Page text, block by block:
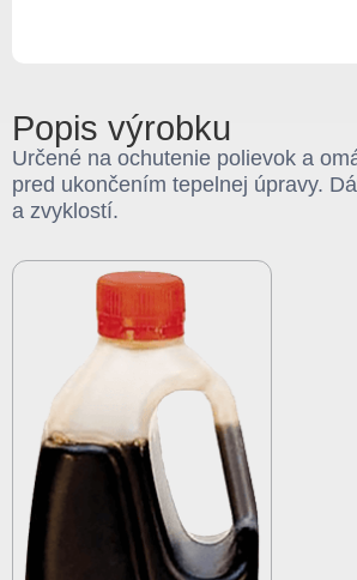
Popis výrobku
Určené na ochutenie polievok a
pred ukončením tepelnej úpravy.
a zvyklostí.